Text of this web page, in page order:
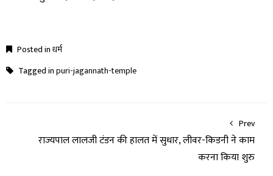
Posted inधर्म
Tagged inpuri-jagannath-temple
Prev
राज्यपाल लालजी टंडन की हालत में सुधार, लीवर-किडनी ने काम
करना किया शुरु